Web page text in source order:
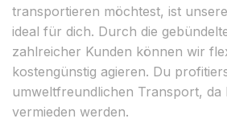
transportieren möchtest, ist
ideal für dich. Durch die
zahlreicher Kunden können wir
kostengünstig agieren. Du
umweltfreundlichen Transport, da
vermieden werden.